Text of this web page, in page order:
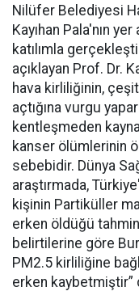
Nilüfer Belediyesi
Kayıhan Pala'nın
katılımla
açıklayan Prof. Dr.
hava kirliliğinin,
açtığına vurgu
kentleşmeden
kanser ölümlerinin
sebebidir. Dünya
araştırmada,
kişinin Partiküller
erken öldüğü tahmin
belirtilerine göre
PM2.5 kirliliğine
erken kaybetmiştir”